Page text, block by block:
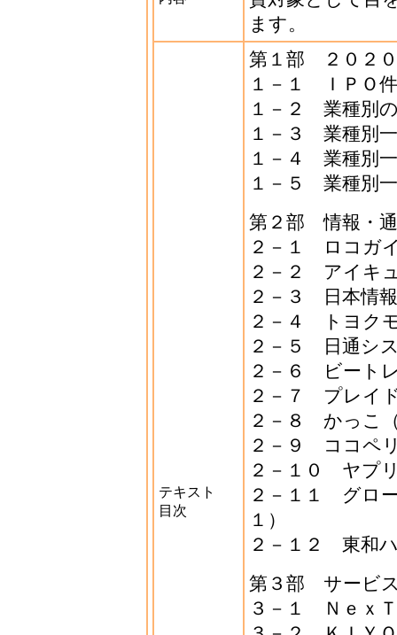
ます。
テキスト
目次
第１部 ２０２
１－１ ＩＰＯ
１－２ 業種別
１－３ 業種別
１－４ 業種別
１－５ 業種別
第２部 情報・
２－１ ロコガ
２－２ アイキ
２－３ 日本情
２－４ トヨク
２－５ 日通シ
２－６ ビート
２－７ プレイ
２－８ かっこ
２－９ ココペ
２－１０ ヤプ
２－１１ グロ
１）
２－１２ 東和
第３部 サービ
３－１ Ｎｅｘ